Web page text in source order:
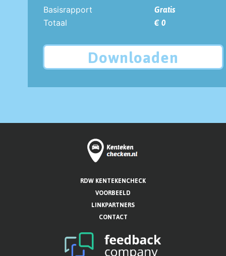
Basisrapport
Gratis
Totaal
€ 0
Downloaden
RDW KENTEKENCHECK
VOORBEELD
LINKPARTNERS
CONTACT